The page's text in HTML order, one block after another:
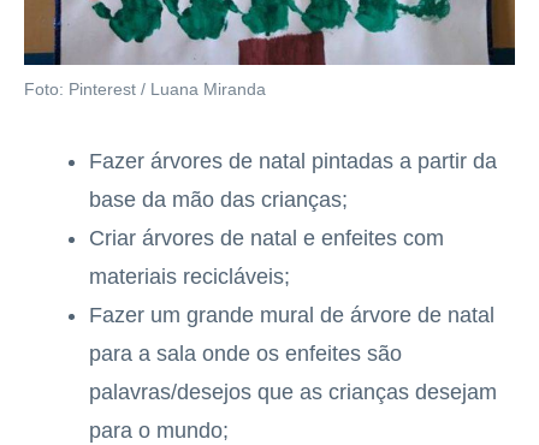
Foto: Pinterest / Luana Miranda
Fazer árvores de natal pintadas a partir da
base da mão das crianças;
Criar árvores de natal e enfeites com
materiais recicláveis;
Fazer um grande mural de árvore de natal
para a sala onde os enfeites são
palavras/desejos que as crianças desejam
para o mundo;